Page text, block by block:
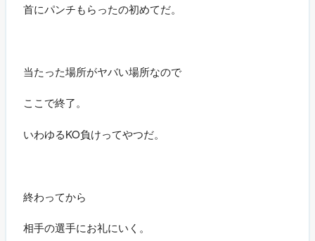
首にパンチもらったの初めてだ。
当たった場所がヤバい場所なので
ここで終了。
いわゆるKO負けってやつだ。
終わってから
相手の選手にお礼にいく。